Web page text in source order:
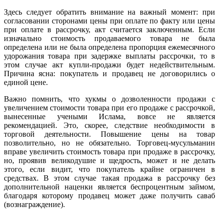
Здесь следует обратить внимание на важный момент: при
согласовании сторонами цены при оплате по факту или цены
при оплате в рассрочку, акт считается заключенным. Если
изначально стоимость продаваемого товара не была
определена или не была определена пропорция ежемесячного
удорожания товара при задержке выплаты рассрочки, то в
этом случае акт купли-продажи будет недействительным.
Причина ясна: покупатель и продавец не договорились о
единой цене.
Важно помнить, что хукмы о дозволенности продажи с
увеличением стоимости товара при его продаже с рассрочкой,
вынесенные учеными Ислама, вовсе не является
рекомендацией. Это, скорее, следствие необходимости в
торговой деятельности. Повышение цены на товар
позволительно, но не обязательно. Торговец-мусульманин
вправе увеличить стоимость товара при продаже в рассрочку,
но, проявив великодушие и щедрость, может и не делать
этого, если видит, что покупатель крайне ограничен в
средствах. В этом случае такая продажа в рассрочку без
дополнительной наценки является беспроцентным займом,
благодаря которому продавец может даже получить саваб
(вознаграждение).